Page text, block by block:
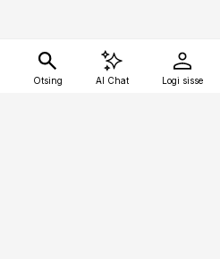
Otsing AI Chat Logi sisse